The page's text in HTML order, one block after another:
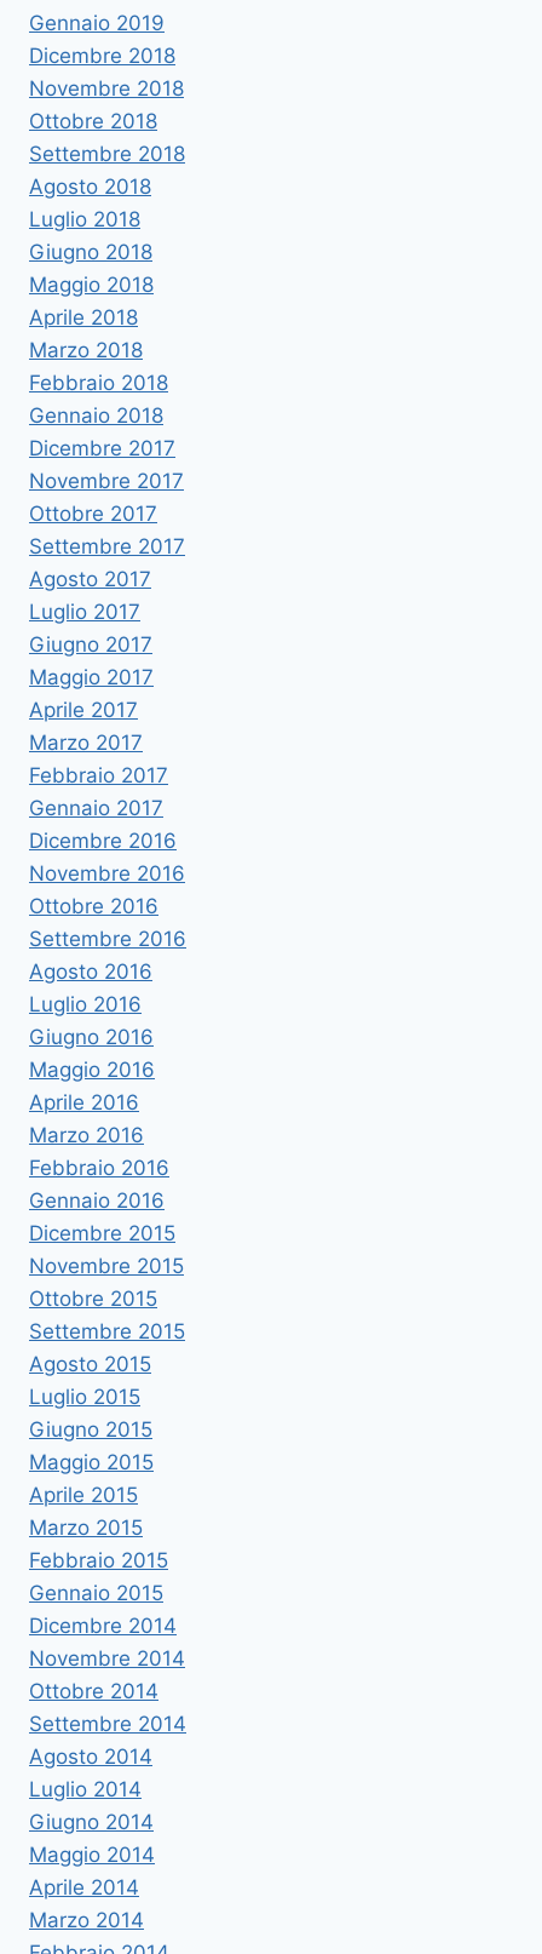
Gennaio 2019
Dicembre 2018
Novembre 2018
Ottobre 2018
Settembre 2018
Agosto 2018
Luglio 2018
Giugno 2018
Maggio 2018
Aprile 2018
Marzo 2018
Febbraio 2018
Gennaio 2018
Dicembre 2017
Novembre 2017
Ottobre 2017
Settembre 2017
Agosto 2017
Luglio 2017
Giugno 2017
Maggio 2017
Aprile 2017
Marzo 2017
Febbraio 2017
Gennaio 2017
Dicembre 2016
Novembre 2016
Ottobre 2016
Settembre 2016
Agosto 2016
Luglio 2016
Giugno 2016
Maggio 2016
Aprile 2016
Marzo 2016
Febbraio 2016
Gennaio 2016
Dicembre 2015
Novembre 2015
Ottobre 2015
Settembre 2015
Agosto 2015
Luglio 2015
Giugno 2015
Maggio 2015
Aprile 2015
Marzo 2015
Febbraio 2015
Gennaio 2015
Dicembre 2014
Novembre 2014
Ottobre 2014
Settembre 2014
Agosto 2014
Luglio 2014
Giugno 2014
Maggio 2014
Aprile 2014
Marzo 2014